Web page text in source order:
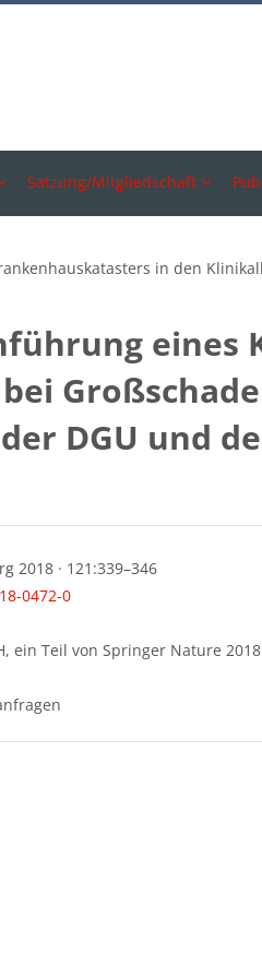
Satzung/Mitgliedschaft
in den
eines
DGU und
2018 · 121:339–346
0472-0
ein Teil von Springer Nature 2018